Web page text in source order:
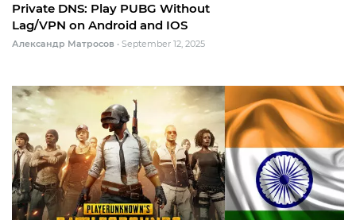
Private DNS: Play PUBG Without
Lag/VPN on Android and IOS
Александр Матросов • September 12, 2025